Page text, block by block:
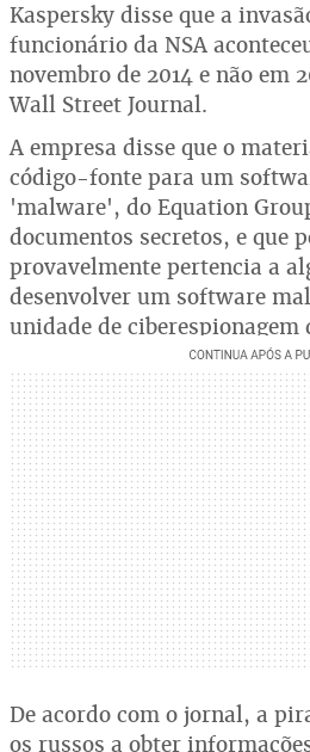
Kaspersky disse que a
funcionário da NSA
novembro de 2014 e não em
Wall Street Journal.
A empresa disse que o
código-fonte para um
'malware', do Equation
documentos secretos, e que
provavelmente pertencia a
desenvolver um software
unidade de ciberespionagem
De acordo com o jornal, a
os russos a obter